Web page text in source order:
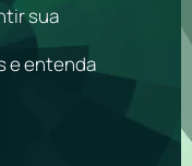
sua
e entenda